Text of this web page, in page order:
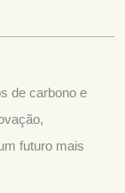
de carbono e
futuro mais